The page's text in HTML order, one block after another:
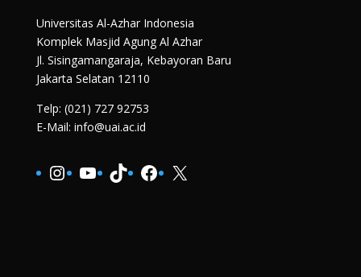
Universitas Al-Azhar Indonesia
Komplek Masjid Agung Al Azhar
Jl. Sisingamangaraja, Kebayoran Baru
Jakarta Selatan 12110
Telp: (021) 727 92753
E-Mail: info@uai.ac.id
Instagram
YouTube
TikTokFacebook
X